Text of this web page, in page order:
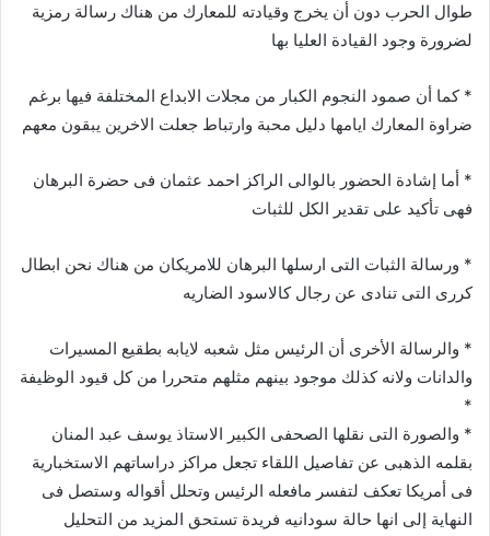
طوال الحرب دون أن يخرج وقيادته للمعارك من هناك رسالة رمزية
لضرورة وجود القيادة العليا بها
* كما أن صمود النجوم الكبار من مجلات الابداع المختلفة فيها برغم
ضراوة المعارك ايامها دليل محبة وارتباط جعلت الاخرين يبقون معهم
* أما إشادة الحضور بالوالى الراكز احمد عثمان فى حضرة البرهان
فهى تأكيد على تقدير الكل للثبات
* ورسالة الثبات التى ارسلها البرهان للامريكان من هناك نحن ابطال
كررى التى تنادى عن رجال كالاسود الضاريه
* والرسالة الأخرى أن الرئيس مثل شعبه لايابه بطقيع المسيرات
والدانات ولانه كذلك موجود بينهم مثلهم متحررا من كل قيود الوظيفة
*
* والصورة التى نقلها الصحفى الكبير الاستاذ يوسف عبد المنان
بقلمه الذهبى عن تفاصيل اللقاء تجعل مراكز دراساتهم الاستخبارية
فى أمريكا تعكف لتفسر مافعله الرئيس وتحلل أقواله وستصل فى
النهاية إلى انها حالة سودانيه فريدة تستحق المزيد من التحليل